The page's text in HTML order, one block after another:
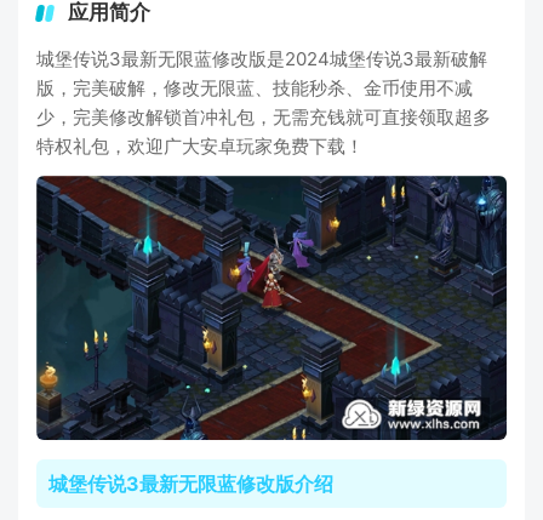
应用简介
城堡传说3最新无限蓝修改版是2024城堡传说3最新破解
版，完美破解，修改无限蓝、技能秒杀、金币使用不减
少，完美修改解锁首冲礼包，无需充钱就可直接领取超多
特权礼包，欢迎广大安卓玩家免费下载！
城堡传说3最新无限蓝修改版介绍